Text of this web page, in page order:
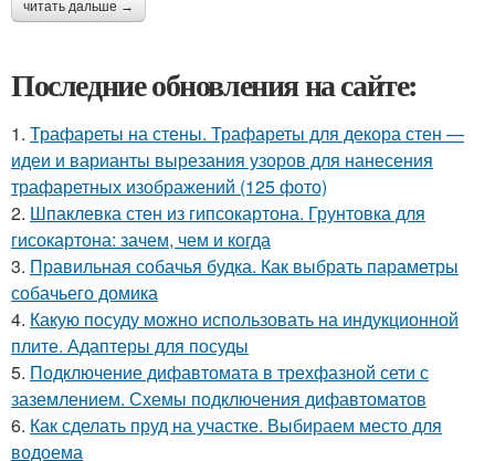
читать дальше →
Последние обновления на сайте:
1. Трафареты на стены. Трафареты для декора стен —
идеи и варианты вырезания узоров для нанесения
трафаретных изображений (125 фото)
2. Шпаклевка стен из гипсокартона. Грунтовка для
гисокартона: зачем, чем и когда
3. Правильная собачья будка. Как выбрать параметры
собачьего домика
4. Какую посуду можно использовать на индукционной
плите. Адаптеры для посуды
5. Подключение дифавтомата в трехфазной сети с
заземлением. Схемы подключения дифавтоматов
6. Как сделать пруд на участке. Выбираем место для
водоема